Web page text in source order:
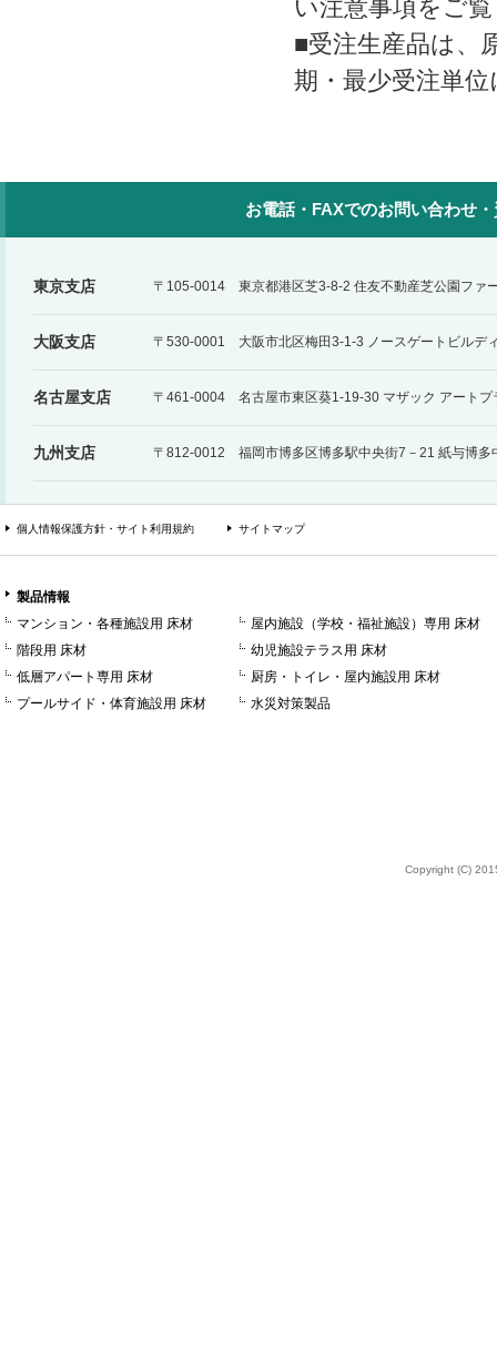
い注意事項をご
■受注生産品は、
期・最少受注単
お電話・FAXでのお問い合わせ
東京支店 〒105-0014 東京都港区芝3-8-2 住友不動産芝公園ファ
大阪支店 〒530-0001 大阪市北区梅田3-1-3 ノースゲートビルデ
名古屋支店 〒461-0004 名古屋市東区葵1-19-30 マザック アートプ
九州支店 〒812-0012 福岡市博多区博多駅中央街7－21 紙与博多
個人情報保護方針・サイト利用規約 サイトマップ
製品情報
マンション・各種施設用 床材
階段用 床材
低層アパート専用 床材
プールサイド・体育施設用 床材
屋内施設（学校・福祉施設）専用 床材
幼児施設テラス用 床材
厨房・トイレ・屋内施設用 床材
水災対策製品
Copyright (C)